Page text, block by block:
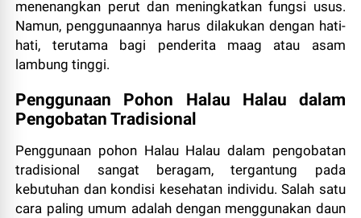
menenangkan perut dan meningkatkan fungsi usus.
Namun, penggunaannya harus dilakukan dengan hati-
hati, terutama bagi penderita maag atau asam
lambung tinggi.
Penggunaan Pohon Halau Halau dalam
Pengobatan Tradisional
Penggunaan pohon Halau Halau dalam pengobatan
tradisional sangat beragam, tergantung pada
kebutuhan dan kondisi kesehatan individu. Salah satu
cara paling umum adalah dengan menggunakan daun